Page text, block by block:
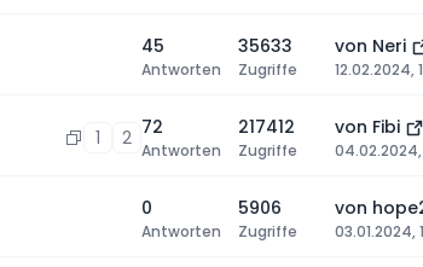
45
Antworten
35633
Zugriffe
von Neri
12.02.2024,
1 2 72
Antworten
217412
Zugriffe
von Fibi
0
Antworten
5906
Zugriffe
von
03.01.2024,